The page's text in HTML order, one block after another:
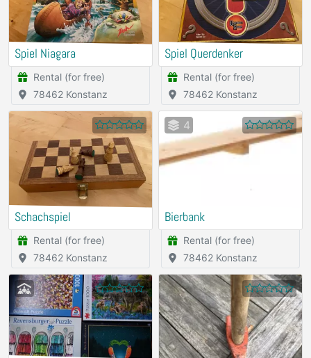
Spiel Niagara
Rental (for free)
78462 Konstanz
Spiel Querdenker
Rental (for free)
78462 Konstanz
Schachspiel
Rental (for free)
78462 Konstanz
4
Bierbank
Rental (for free)
78462 Konstanz